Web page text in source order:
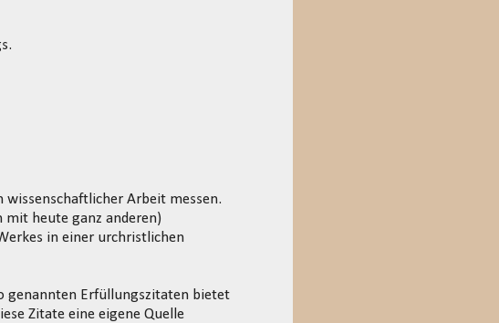
Arbeit messen.
mit heute ganz anderen)
in einer urchristlichen
genannten Erfüllungszitaten bietet
Zitate eine eigene Quelle